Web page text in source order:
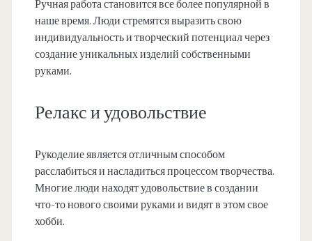
Ручная работа становится все более популярной в
наше время. Люди стремятся выразить свою
индивидуальность и творческий потенциал через
создание уникальных изделий собственными
руками.
Релакс и удовольствие
Рукоделие является отличным способом
расслабиться и насладиться процессом творчества.
Многие люди находят удовольствие в создании
что-то нового своими руками и видят в этом свое
хобби.